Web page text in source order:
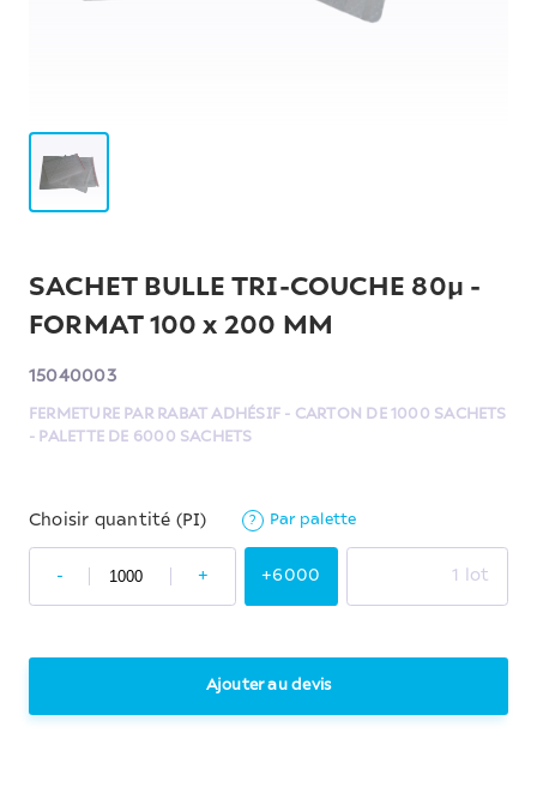
SACHET BULLE TRI-COUCHE 80µ -
FORMAT 100 x 200 MM
15040003
FERMETURE PAR RABAT ADHÉSIF - CARTON DE 1000 SACHETS
- PALETTE DE 6000 SACHETS
Choisir quantité (PI) ? Par palette
- + +6000 1 lot
Ajouter au devis